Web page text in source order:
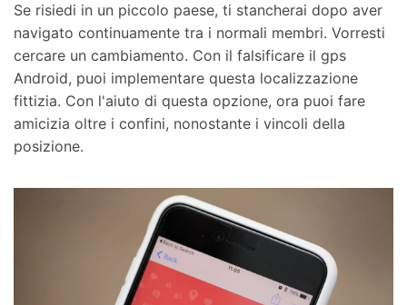
Se risiedi in un piccolo paese, ti stancherai dopo aver
navigato continuamente tra i normali membri. Vorresti
cercare un cambiamento. Con il falsificare il gps
Android, puoi implementare questa localizzazione
fittizia. Con l'aiuto di questa opzione, ora puoi fare
amicizia oltre i confini, nonostante i vincoli della
posizione.